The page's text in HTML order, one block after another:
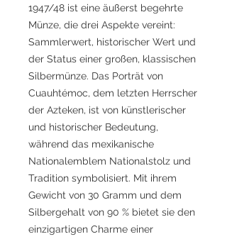
1947/48 ist eine äußerst begehrte
Münze, die drei Aspekte vereint:
Sammlerwert, historischer Wert und
der Status einer großen, klassischen
Silbermünze. Das Porträt von
Cuauhtémoc, dem letzten Herrscher
der Azteken, ist von künstlerischer
und historischer Bedeutung,
während das mexikanische
Nationalemblem Nationalstolz und
Tradition symbolisiert. Mit ihrem
Gewicht von 30 Gramm und dem
Silbergehalt von 90 % bietet sie den
einzigartigen Charme einer